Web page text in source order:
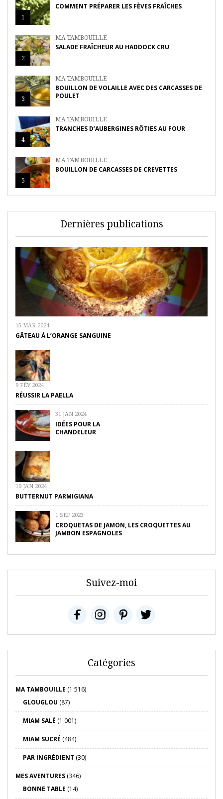
1
COMMENT PRÉPARER LES FÈVES FRAÎCHES
2
MA TAMBOUILLE
SALADE FRAÎCHEUR AU HADDOCK CRU
3
MA TAMBOUILLE
BOUILLON DE VOLAILLE AVEC DES CARCASSES DE
POULET
4
MA TAMBOUILLE
TRANCHES D’AUBERGINES RÔTIES AU FOUR
5
MA TAMBOUILLE
BOUILLON DE CARCASSES DE CREVETTES
Dernières publications
15 MAR 2024
GÂTEAU À L’ORANGE SANGUINE
9 FÉV 2024
RÉUSSIR LA PAELLA
31 JAN 2024
IDÉES POUR LA
CHANDELEUR
19 JAN 2024
BUTTERNUT PARMIGIANA
1 SEP 2023
CROQUETAS DE JAMON, LES CROQUETTES AU
JAMBON ESPAGNOLES
Suivez-moi
Catégories
MA TAMBOUILLE (1 516)
GLOUGLOU (87)
MIAM SALÉ (1 001)
MIAM SUCRÉ (484)
PAR INGRÉDIENT (30)
MES AVENTURES (346)
BONNE TABLE (14)